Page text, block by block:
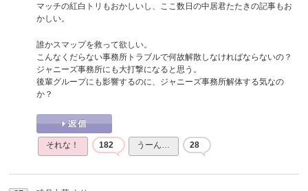
マッチの紅白トリもおかしいし、ここ数日の中居君たたきの記事もお
かしい。
誰かスマップを救って欲しい。
こんなくだらない事務所トラブルで何故解散しなければならないの？
ジャニーズ事務所にも大打撃になると思う。
後輩グループにも影響するのに、ジャニーズ事務所解体する気なの
か？
それな！ 182 うーん… 28